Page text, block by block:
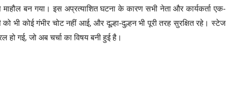
बन गया। इस अप्रत्याशित घटना के कारण सभी नेता और कार्यकर्ता एक-
भी कोई गंभीर चोट नहीं आई, और दूल्हा-दुल्हन भी पूरी तरह सुरक्षित रहे। स्टेज
गई, जो अब चर्चा का विषय बनी हुई है।